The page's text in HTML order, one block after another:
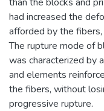
had increased the
afforded by the
The rupture mode of
was characterized by
and elements
the fibers, without
progressive rupture.